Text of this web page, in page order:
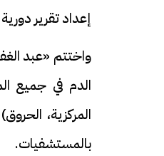
إعداد تقرير
واختتم «عبد
الدم في جميع
المركزية،
بالمستشفيات.
الوداع الأخير.. دفن
الأربعة بقرية السعدية